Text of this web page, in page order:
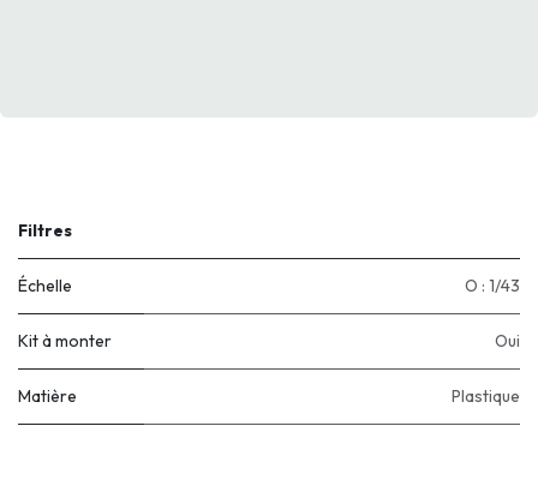
Filtres
Échelle O : 1/43
Kit à monter Oui
Matière Plastique